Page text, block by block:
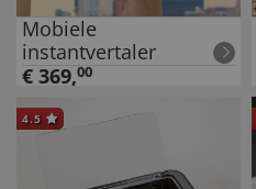
Mobiele
instantvertaler
€ 369,00
4.5